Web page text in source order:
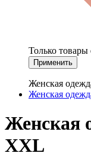
Только товары
Применить
Женская
Женская
Женская
XXL